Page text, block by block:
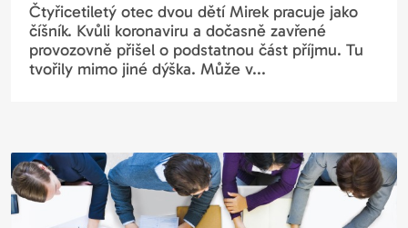
Čtyřicetiletý otec dvou dětí Mirek pracuje jako
číšník. Kvůli koronaviru a dočasně zavřené
provozovně přišel o podstatnou část příjmu. Tu
tvořily mimo jiné dýška. Může v...